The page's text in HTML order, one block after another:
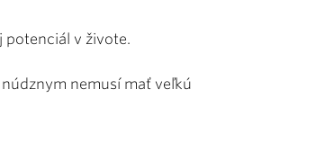
potenciál v živote.
nemusí mať veľkú